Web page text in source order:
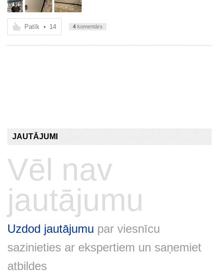
Patīk • 14 4 komentārs
JAUTĀJUMI
Vēl nav
jautājumu
Uzdod jautājumu par viesnīcu
sazinieties ar ekspertiem un saņemiet
atbildes